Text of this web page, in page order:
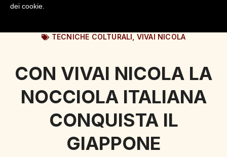
TECNICHE COLTURALI VIVAI NICOLA
CON VIVAI NICOLA LA
NOCCIOLA ITALIANA
CONQUISTA IL
GIAPPONE
dei cookie.